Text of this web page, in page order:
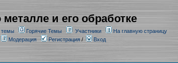
и его обработке
темы Горячие Темы Участники
На главную страницу
Модерация
Регистрация/ Вход